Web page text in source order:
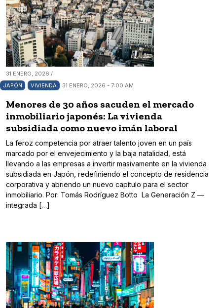
31 ENERO, 2026 /
JAPÓN
VIVIENDA 31 ENERO, 2026 - 7:00 AM
Menores de 30 años sacuden el mercado
inmobiliario japonés: La vivienda
subsidiada como nuevo imán laboral
La feroz competencia por atraer talento joven en un país
marcado por el envejecimiento y la baja natalidad, está
llevando a las empresas a invertir masivamente en la vivienda
subsidiada en Japón, redefiniendo el concepto de residencia
corporativa y abriendo un nuevo capítulo para el sector
inmobiliario. Por: Tomás Rodríguez Botto La Generación Z —
integrada […]